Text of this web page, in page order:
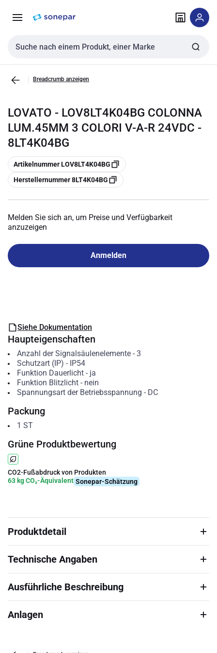
NavigationInhalt
Sucheingabe
Breadcrumb anzeigen
LOVATO - LOV8LT4K04BG COLONNA
LUM.45MM 3 COLORI V-A-R 24VDC -
8LT4K04BG
Kopieren
Artikelnummer LOV8LT4K04BG
Kopieren
Herstellernummer 8LT4K04BG
Melden Sie sich an, um Preise und Verfügbarkeit
anzuzeigen
Anmelden
Siehe Dokumentation
Haupteigenschaften
Anzahl der Signalsäulenelemente- 3
Schutzart (IP) - IP54
Funktion Dauerlicht- ja
Funktion Blitzlicht- nein
Spannungsart der Betriebsspannung - DC
Packung
1 ST
Grüne Produktbewertung
CO2-Fußabdruck von Produkten
63 kg CO₂-Äquivalent Sonepar-Schätzung
Produktdetail
Technische Angaben
Ausführliche Beschreibung
Anlagen